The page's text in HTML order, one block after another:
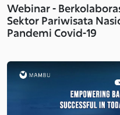
Webinar -
Sektor Pariwisata
Pandemi Covid-19